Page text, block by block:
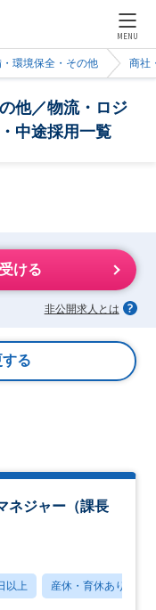
MENU
環境保全・その他 商社
他／物流・ロジ
中途採用一覧
ける
非公開求人とは
る
ネジャー（課長
以上 産休・育休あり